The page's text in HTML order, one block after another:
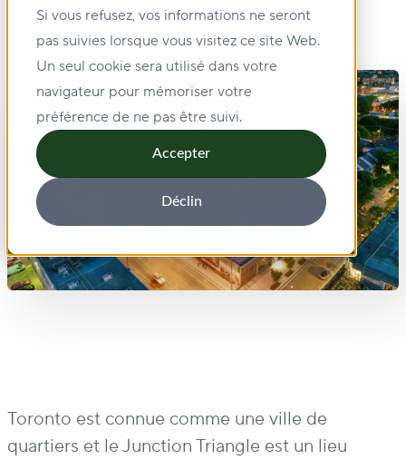
Si vous refusez, vos informations ne seront
pas suivies lorsque vous visitez ce site Web.
Un seul cookie sera utilisé dans votre
navigateur pour mémoriser votre
préférence de ne pas être suivi.
Accepter
Déclin
Toronto est connue comme une ville de
quartiers et le Junction Triangle est un lieu